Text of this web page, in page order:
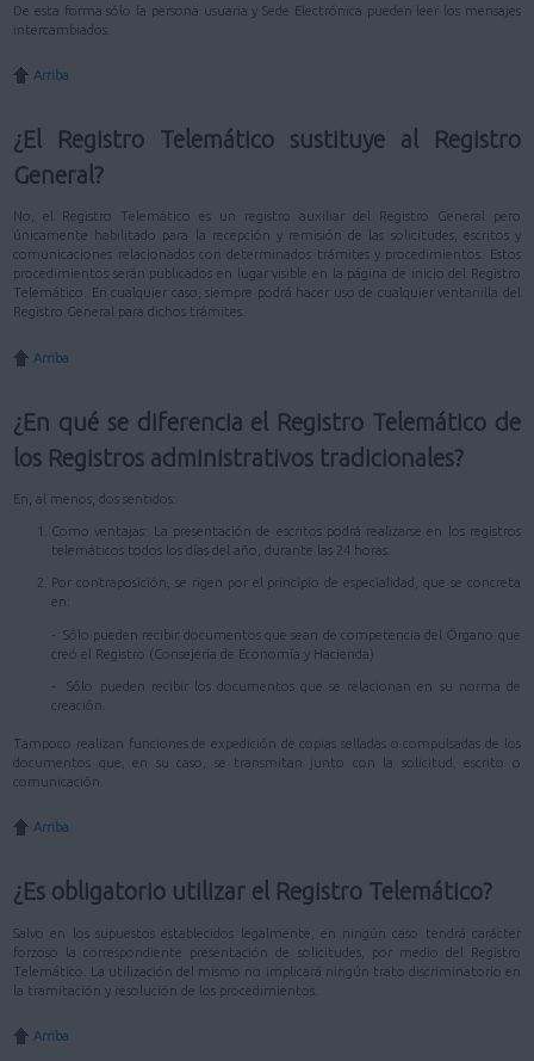
De esta forma sólo la persona usuaria y Sede Electrónica pueden leer los mensajes
intercambiados.
Arriba
¿El Registro Telemático sustituye al Registro
General?
No, el Registro Telemático es un registro auxiliar del Registro General pero
únicamente habilitado para la recepción y remisión de las solicitudes, escritos y
comunicaciones relacionados con determinados trámites y procedimientos. Estos
procedimientos serán publicados en lugar visible en la página de inicio del Registro
Telemático. En cualquier caso, siempre podrá hacer uso de cualquier ventanilla del
Registro General para dichos trámites.
Arriba
¿En qué se diferencia el Registro Telemático de
los Registros administrativos tradicionales?
En, al menos, dos sentidos:
Como ventajas: La presentación de escritos podrá realizarse en los registros
telemáticos todos los días del año, durante las 24 horas.
Por contraposición, se rigen por el principio de especialidad, que se concreta
en:
- Sólo pueden recibir documentos que sean de competencia del Órgano que
creó el Registro (Consejería de Economía y Hacienda)
- Sólo pueden recibir los documentos que se relacionan en su norma de
creación.
Tampoco realizan funciones de expedición de copias selladas o compulsadas de los
documentos que, en su caso, se transmitan junto con la solicitud, escrito o
comunicación.
Arriba
¿Es obligatorio utilizar el Registro Telemático?
Salvo en los supuestos establecidos legalmente, en ningún caso tendrá carácter
forzoso la correspondiente presentación de solicitudes, por medio del Registro
Telemático. La utilización del mismo no implicará ningún trato discriminatorio en
la tramitación y resolución de los procedimientos.
Arriba